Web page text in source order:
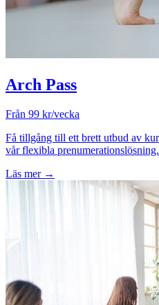
Arch Pass
Från 99 kr/vecka
Få tillgång till ett brett utbud av
vår flexibla prenumerationslösning.
Läs mer →